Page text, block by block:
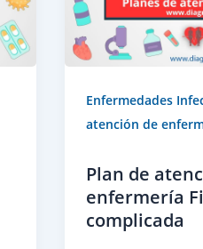
Enfermedades
atención de
Plan de
enfermería
complicada